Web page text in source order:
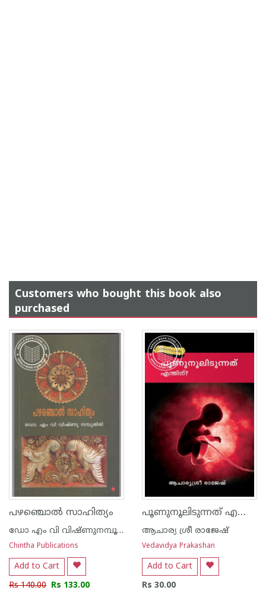
Customers who bought this book also
purchased
പഴഞ്ചൊല്‍ സാഹിത്യം
ഡോ എം വി വിഷ്ണുനമ്പൂതിരി
Chintha Publications
Add to Cart
Rs 140.00 Rs 133.00
പൂണുനൂലിടുന്നത് എന്തിന്
ആചാര്യ ശ്രീ രാജേഷ്‌
Vedavidya Prakashan
Add to Cart
Rs 30.00